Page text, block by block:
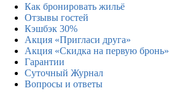
Как бронировать жильё
Отзывы гостей
Кэшбэк 30%
Акция «Пригласи друга»
Акция «Скидка на первую бронь»
Гарантии
Суточный Журнал
Вопросы и ответы